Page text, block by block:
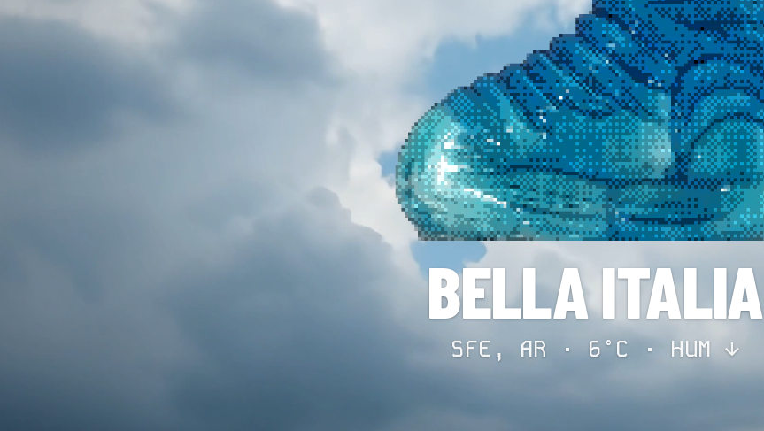
BELLA ITALIA
SFE, AR · 6°C · HUM ↓